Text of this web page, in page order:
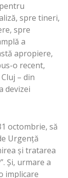
spre tineri,
spre
a
apropiere,
o recent,
– din
devizei
octombrie, să
Urgenţă
şi tratarea
Şi, urmare a
implicare